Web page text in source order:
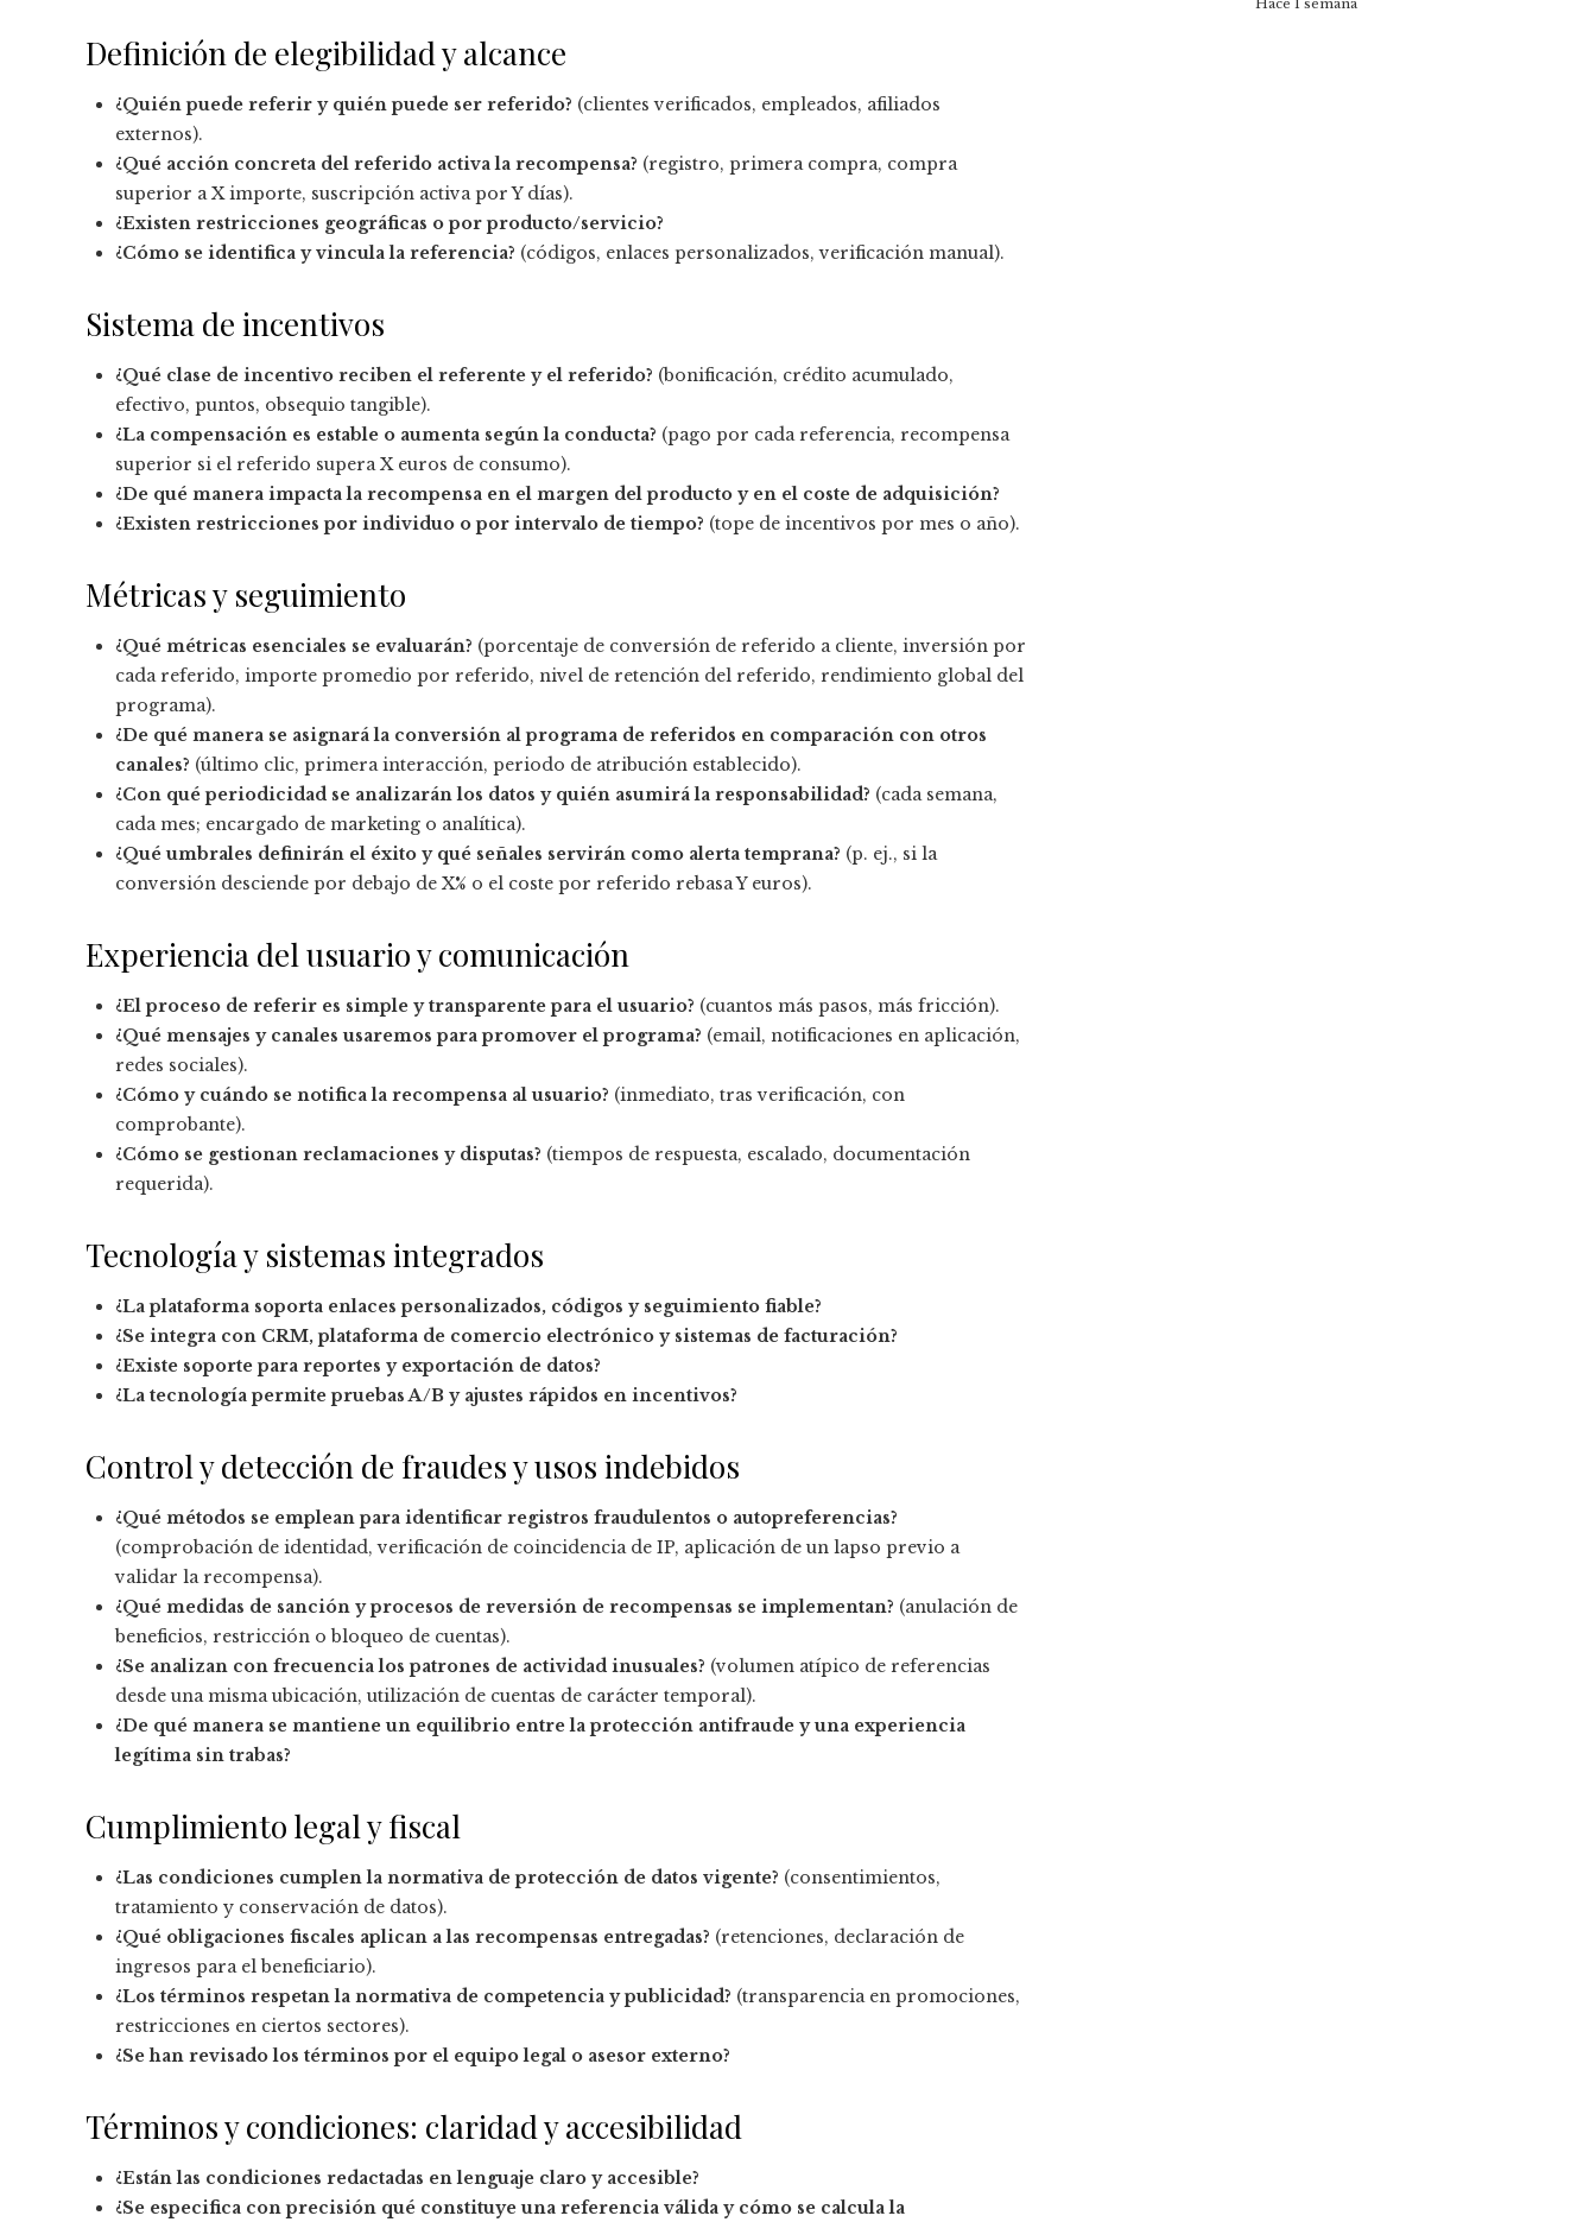
Definición de elegibilidad y alcance
¿Quién puede referir y quién puede ser referido? (clientes verificados, empleados, afiliados
externos).
¿Qué acción concreta del referido activa la recompensa? (registro, primera compra, compra
superior a X importe, suscripción activa por Y días).
¿Existen restricciones geográficas o por producto/servicio?
¿Cómo se identifica y vincula la referencia? (códigos, enlaces personalizados, verificación manual).
Sistema de incentivos
¿Qué clase de incentivo reciben el referente y el referido? (bonificación, crédito acumulado,
efectivo, puntos, obsequio tangible).
¿La compensación es estable o aumenta según la conducta? (pago por cada referencia, recompensa
superior si el referido supera X euros de consumo).
¿De qué manera impacta la recompensa en el margen del producto y en el coste de adquisición?
¿Existen restricciones por individuo o por intervalo de tiempo? (tope de incentivos por mes o año).
Métricas y seguimiento
¿Qué métricas esenciales se evaluarán? (porcentaje de conversión de referido a cliente, inversión por
cada referido, importe promedio por referido, nivel de retención del referido, rendimiento global del
programa).
¿De qué manera se asignará la conversión al programa de referidos en comparación con otros
canales? (último clic, primera interacción, periodo de atribución establecido).
¿Con qué periodicidad se analizarán los datos y quién asumirá la responsabilidad? (cada semana,
cada mes; encargado de marketing o analítica).
¿Qué umbrales definirán el éxito y qué señales servirán como alerta temprana? (p. ej., si la
conversión desciende por debajo de X% o el coste por referido rebasa Y euros).
Experiencia del usuario y comunicación
¿El proceso de referir es simple y transparente para el usuario? (cuantos más pasos, más fricción).
¿Qué mensajes y canales usaremos para promover el programa? (email, notificaciones en aplicación,
redes sociales).
¿Cómo y cuándo se notifica la recompensa al usuario? (inmediato, tras verificación, con
comprobante).
¿Cómo se gestionan reclamaciones y disputas? (tiempos de respuesta, escalado, documentación
requerida).
Tecnología y sistemas integrados
¿La plataforma soporta enlaces personalizados, códigos y seguimiento fiable?
¿Se integra con CRM, plataforma de comercio electrónico y sistemas de facturación?
¿Existe soporte para reportes y exportación de datos?
¿La tecnología permite pruebas A/B y ajustes rápidos en incentivos?
Control y detección de fraudes y usos indebidos
¿Qué métodos se emplean para identificar registros fraudulentos o autopreferencias?
(comprobación de identidad, verificación de coincidencia de IP, aplicación de un lapso previo a
validar la recompensa).
¿Qué medidas de sanción y procesos de reversión de recompensas se implementan? (anulación de
beneficios, restricción o bloqueo de cuentas).
¿Se analizan con frecuencia los patrones de actividad inusuales? (volumen atípico de referencias
desde una misma ubicación, utilización de cuentas de carácter temporal).
¿De qué manera se mantiene un equilibrio entre la protección antifraude y una experiencia
legítima sin trabas?
Cumplimiento legal y fiscal
¿Las condiciones cumplen la normativa de protección de datos vigente? (consentimientos,
tratamiento y conservación de datos).
¿Qué obligaciones fiscales aplican a las recompensas entregadas? (retenciones, declaración de
ingresos para el beneficiario).
¿Los términos respetan la normativa de competencia y publicidad? (transparencia en promociones,
restricciones en ciertos sectores).
¿Se han revisado los términos por el equipo legal o asesor externo?
Términos y condiciones: claridad y accesibilidad
¿Están las condiciones redactadas en lenguaje claro y accesible?
¿Se especifica con precisión qué constituye una referencia válida y cómo se calcula la
Hace 1 semana